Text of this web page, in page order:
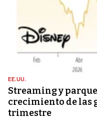
EE.UU.
Streaming y
crecimiento de las
trimestre